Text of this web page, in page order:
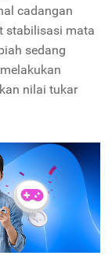
cadangan
stabilisasi mata
sedang
nilai tukar